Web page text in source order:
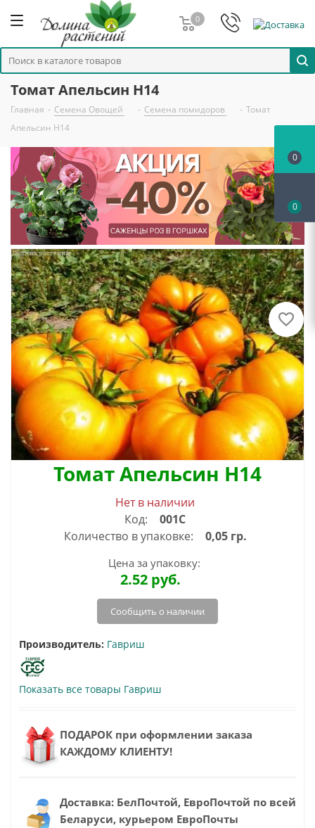
0
Томат Апельсин Н14
Главная - Семена Овощей - Семена помидоров - Томат
Апельсин Н14
Томат Апельсин Н14
Нет в наличии
Код:
001С
Количество в упаковке:
0,05 гр.
Цена за упаковку:
2.52 руб.
Сообщить о наличии
Производитель: Гавриш
Показать все товары Гавриш
ПОДАРОК при оформлении заказа
КАЖДОМУ КЛИЕНТУ!
Доставка: БелПочтой, ЕвроПочтой по всей
Беларуси, курьером ЕвроПочты
0
0